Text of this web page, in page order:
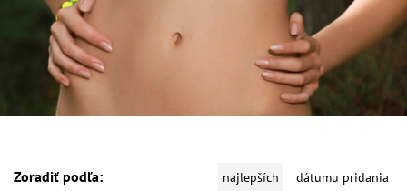
Zoradiť podľa: najlepších dátumu pridania